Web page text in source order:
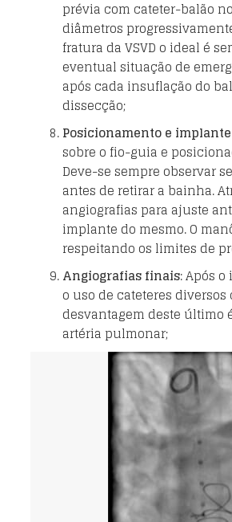
prévia com cateter-balão
diâmetros
fratura da VSVD o ideal é
eventual situação de
após cada insuflação do
dissecção;
Posicionamento e
sobre o fio-guia e
Deve-se sempre observar
antes de retirar a bainha.
angiografias para ajuste
implante do mesmo. O
respeitando os limites de
Angiografias finais: Após
o uso de cateteres
desvantagem deste último
artéria pulmonar;